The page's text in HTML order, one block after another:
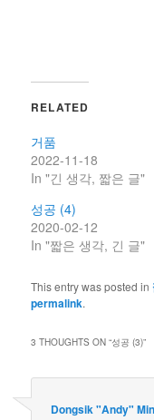
RELATED
거품
2022-11-18
In "긴 생각, 짧은 글"
성공 (4)
2020-02-12
In "짧은 생각, 긴 글"
This entry was posted in
permalink.
3 THOUGHTS ON “성공 (3)”
Dongsik "Andy" Min